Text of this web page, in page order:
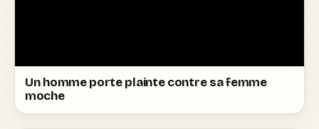
Un homme porte plainte contre sa femme
moche